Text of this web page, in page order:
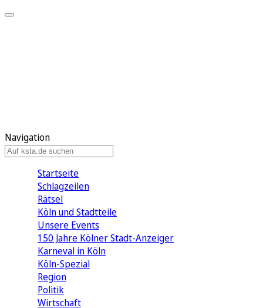
Navigation
Startseite
Schlagzeilen
Rätsel
Köln und Stadtteile
Unsere Events
150 Jahre Kölner Stadt-Anzeiger
Karneval in Köln
Köln-Spezial
Region
Politik
Wirtschaft